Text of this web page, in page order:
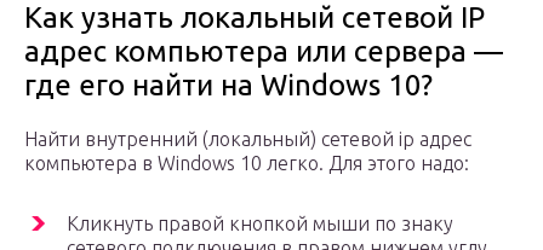
Как узнать локальный сетевой IP
адрес компьютера или сервера —
где его найти на Windows 10?
Найти внутренний (локальный) сетевой ip адрес
компьютера в Windows 10 легко. Для этого надо:
Кликнуть правой кнопкой мыши по знаку